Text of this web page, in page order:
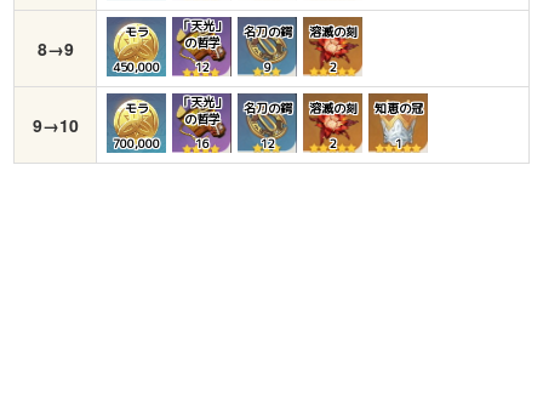
8→9
モラ
450,000
「天光」
の哲学
12
名刀の鍔
9
溶滅の刻
2
9→10
モラ
700,000
「天光」
の哲学
16
名刀の鍔
12
溶滅の刻
2
知恵の冠
1